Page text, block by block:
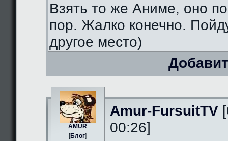
Взять то же Аниме, оно
пор. Жалко конечно.
другое место)
AMUR
[Блог]
Amur-FursuitTV
00:26]